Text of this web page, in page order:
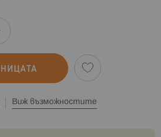
Виж възможностите